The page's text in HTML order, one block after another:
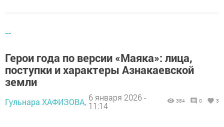
--
Герои года по версии «Маяка»: лица,
поступки и характеры Азнакаевской
земли
Гульнара ХАФИЗОВА, 6 января 2026 -
11:14
384 0 3